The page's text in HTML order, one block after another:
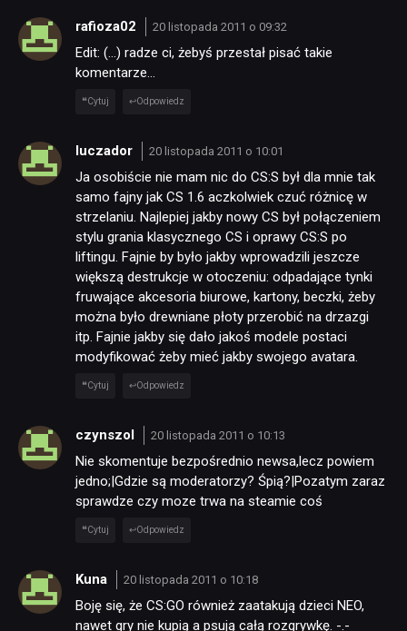
rafioza02 20 listopada 2011 o 09:32
Edit: (…) radze ci, żebyś przestał pisać takie
komentarze…
Cytuj Odpowiedz
luczador 20 listopada 2011 o 10:01
Ja osobiście nie mam nic do CS:S był dla mnie tak
samo fajny jak CS 1.6 aczkolwiek czuć różnicę w
strzelaniu. Najlepiej jakby nowy CS był połączeniem
stylu grania klasycznego CS i oprawy CS:S po
liftingu. Fajnie by było jakby wprowadzili jeszcze
większą destrukcje w otoczeniu: odpadające tynki
fruwające akcesoria biurowe, kartony, beczki, żeby
można było drewniane płoty przerobić na drzazgi
itp. Fajnie jakby się dało jakoś modele postaci
modyfikować żeby mieć jakby swojego avatara.
Cytuj Odpowiedz
czynszol 20 listopada 2011 o 10:13
Nie skomentuje bezpośrednio newsa,lecz powiem
jedno;|Gdzie są moderatorzy? Śpią?|Pozatym zaraz
sprawdze czy moze trwa na steamie coś
Cytuj Odpowiedz
Kuna 20 listopada 2011 o 10:18
Boję się, że CS:GO również zaatakują dzieci NEO,
nawet gry nie kupią a psują całą rozgrywkę. -.-